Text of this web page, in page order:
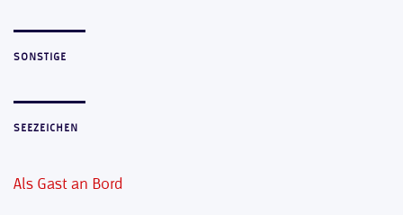
SONSTIGE
SEEZEICHEN
Als Gast an Bord